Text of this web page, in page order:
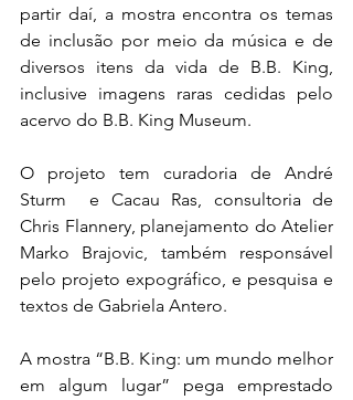
partir daí, a mostra encontra os temas
de inclusão por meio da música e de
diversos itens da vida de B.B. King,
inclusive imagens raras cedidas pelo
acervo do B.B. King Museum.
O projeto tem curadoria de André
Sturm  e Cacau Ras, consultoria de
Chris Flannery, planejamento do Atelier
Marko Brajovic, também responsável
pelo projeto expográfico, e pesquisa e
textos de Gabriela Antero.
A mostra “B.B. King: um mundo melhor
em algum lugar” pega emprestado